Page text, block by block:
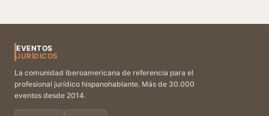
EVENTOS
JURÍDICOS
La comunidad iberoamericana de referencia para el
profesional jurídico hispanohablante. Más de 30.000
eventos desde 2014.